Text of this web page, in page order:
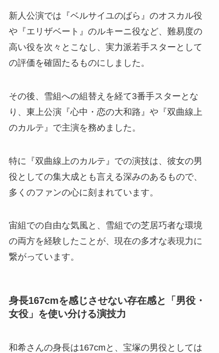
新人公演では『ベルサイユのばら』のオスカル役
や『エリザベート』のルキーニ役など、難易度の
高い役を次々とこなし、実力派若手スターとして
の評価を確固たるものにしました。
その後、雪組への組替えを経て3番手スターとな
り、東上公演『心中・恋の大和路』や『双曲線上
のカルテ』で主演を務めました。
特に『双曲線上のカルテ』での演技は、彼女の男
役としての集大成とも言える深みのあるもので、
多くのファンの心に刻まれています。
宙組での自由な気風と、雪組での芝居巧者な環境
の両方を経験したことが、現在の多才な表現力に
繋がっています。
身長167cmを感じさせない存在感と「男役・
女役」を使い分ける演技力
和希さんの身長は167cmと、宝塚の男役としては